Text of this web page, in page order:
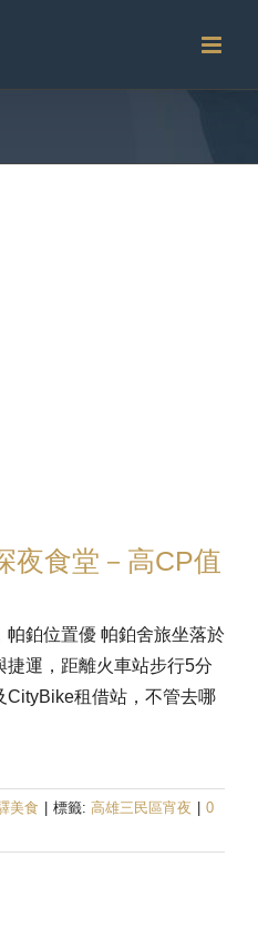
夜食堂－高CP值
鉑位置優 帕鉑舍旅坐落於
運，距離火車站步行5分
CityBike租借站，不管去哪
美食 標籤: 高雄三民區宵夜
0